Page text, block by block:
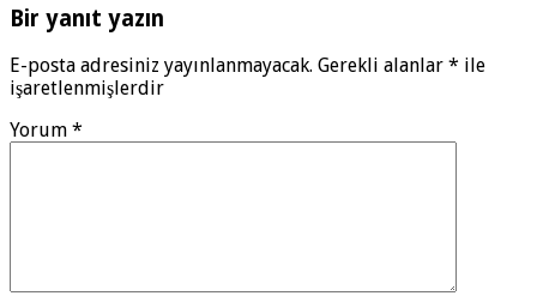
Bir yanıt yazın
E-posta adresiniz yayınlanmayacak. Gerekli alanlar * ile
işaretlenmişlerdir
Yorum *